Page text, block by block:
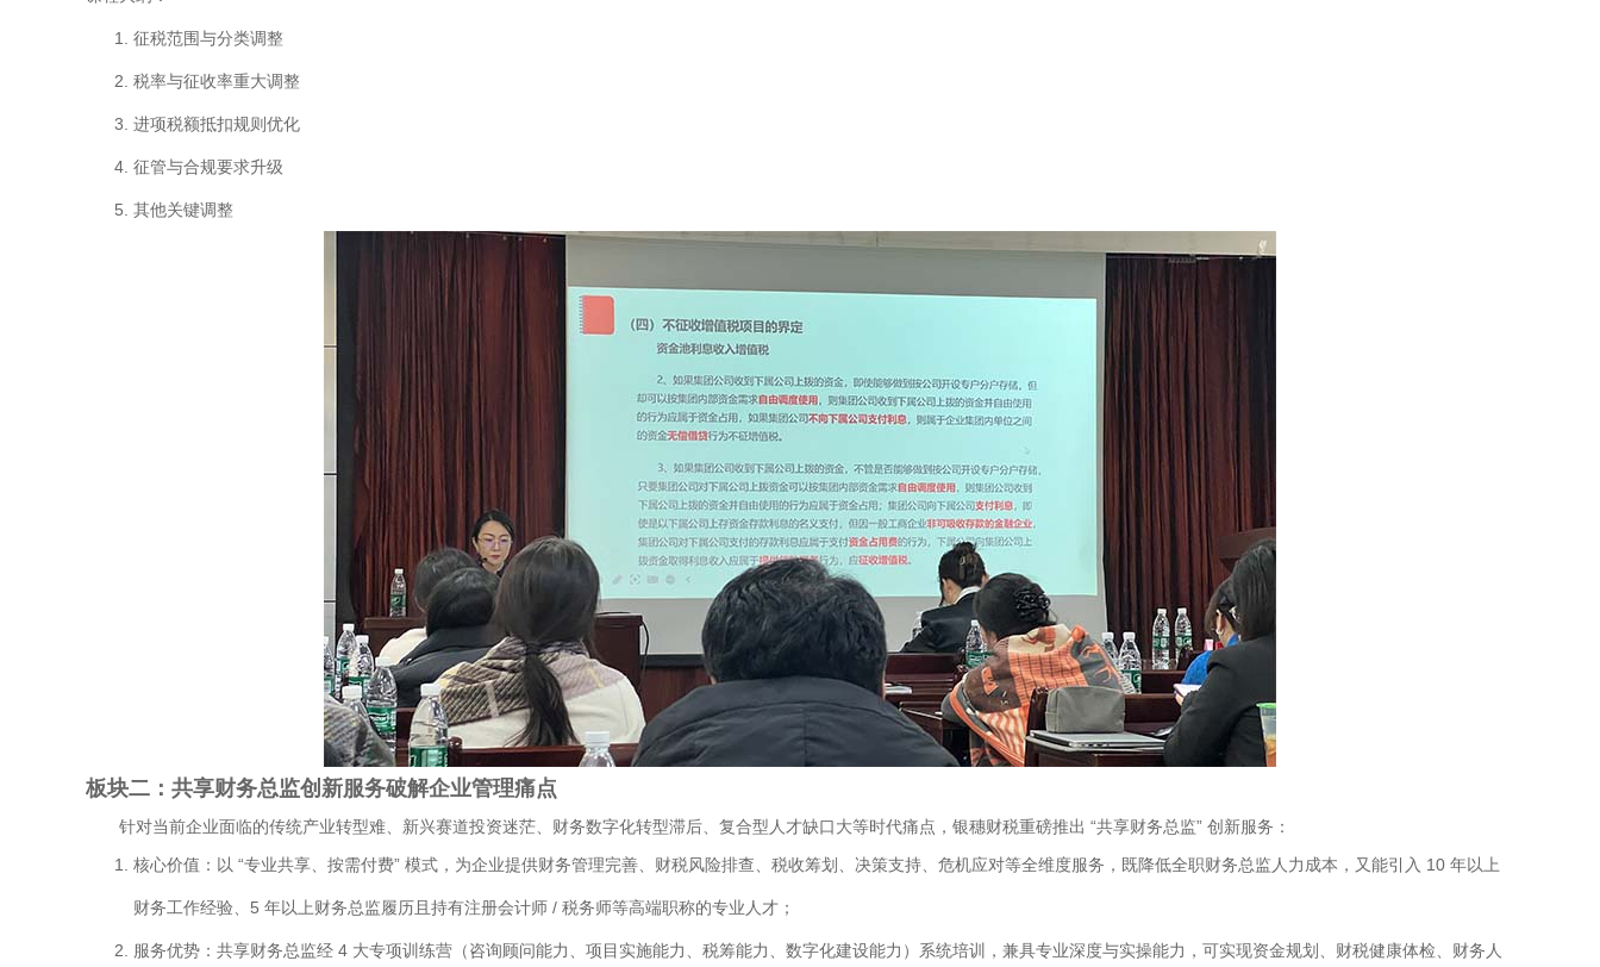
征税范围与分类调整
税率与征收率重大调整
进项税额抵扣规则优化
征管与合规要求升级
其他关键调整
板块二：共享财务总监创新服务破解企业管理痛点
针对当前企业面临的传统产业转型难、新兴赛道投资迷茫、财务数字化转型滞后、复合型人才缺口大等时代痛点，银穗财税重磅推出 “共享财务总监” 创新服务：
核心价值：以 “专业共享、按需付费” 模式，为企业提供财务管理完善、财税风险排查、税收筹划、决策支持、危机应对等全维度服务，既降低全职财务总监人力成本，又能引入 10 年以上
财务工作经验、5 年以上财务总监履历且持有注册会计师 / 税务师等高端职称的专业人才；
服务优势：共享财务总监经 4 大专项训练营（咨询顾问能力、项目实施能力、税筹能力、数字化建设能力）系统培训，兼具专业深度与实操能力，可实现资金规划、财税健康体检、财务人